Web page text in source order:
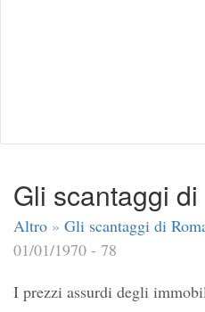
Gli scantaggi
Altro » Gli scantaggi di
01/01/1970 - 78
I prezzi assurdi degli